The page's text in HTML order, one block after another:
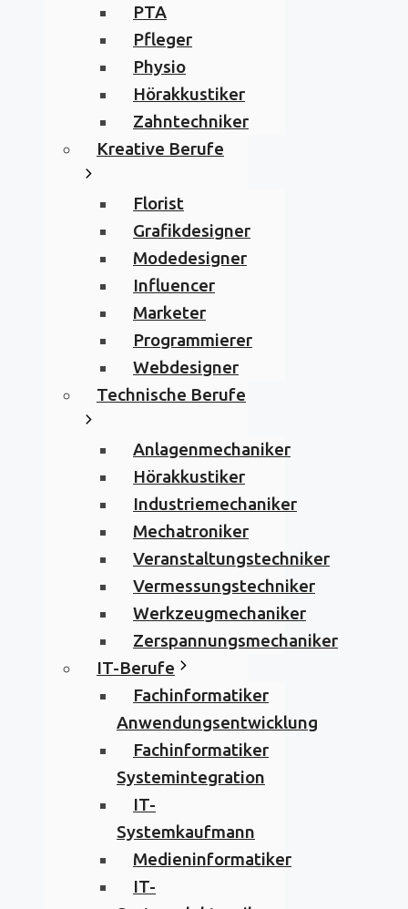
PTA
Pfleger
Physio
Hörakkustiker
Zahntechniker
Kreative Berufe
Florist
Grafikdesigner
Modedesigner
Influencer
Marketer
Programmierer
Webdesigner
Technische Berufe
Anlagenmechaniker
Hörakkustiker
Industriemechaniker
Mechatroniker
Veranstaltungstechniker
Vermessungstechniker
Werkzeugmechaniker
Zerspannungsmechaniker
IT-Berufe
Fachinformatiker
Anwendungsentwicklung
Fachinformatiker
Systemintegration
IT-
Systemkaufmann
Medieninformatiker
IT-